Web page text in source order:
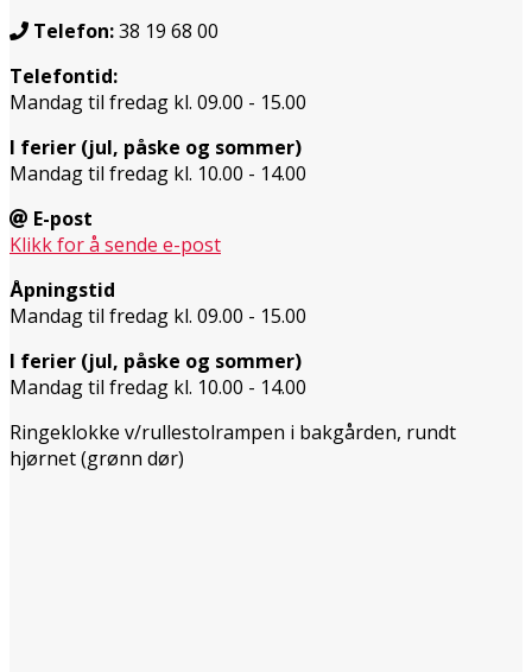
Telefon:38 19 68 00
Telefontid:
Mandag til fredag kl. 09.00 - 15.00
I ferier (jul, påske og sommer)
Mandag til fredag kl. 10.00 - 14.00
E-post
Klikk for å sende e-post
Åpningstid
Mandag til fredag kl. 09.00 - 15.00
I ferier (jul, påske og sommer)
Mandag til fredag kl. 10.00 - 14.00
Ringeklokke v/rullestolrampen i bakgården, rundt
hjørnet (grønn dør)